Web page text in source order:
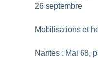
26 septembre
Mobilisations et
Nantes : Mai 68,